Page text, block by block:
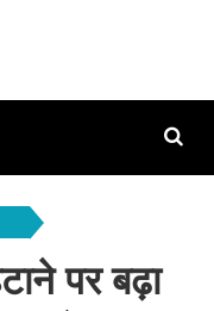
पर बढ़ा